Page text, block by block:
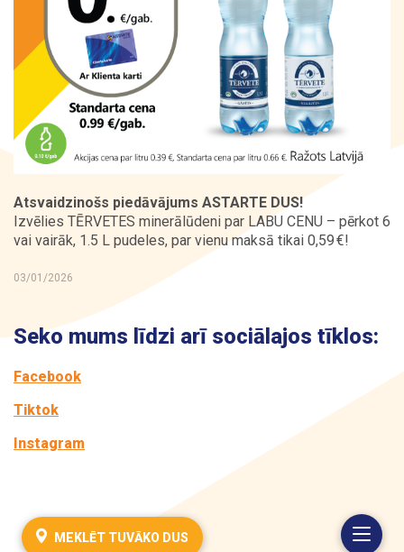
Pakalpojumi Astarte Bizness
Vairumtirdzniecība Par ASTARTE
Atsvaidzinošs piedāvājums ASTARTE DUS!
Izvēlies TĒRVETES minerālūdeni par LABU CENU – pērkot 6
vai vairāk, 1.5 L pudeles, par vienu maksā tikai 0,59 €!
03/01/2026
Seko mums līdzi arī sociālajos tīklos:
Facebook
Tiktok
Instagram
MEKLĒT TUVĀKO DUS